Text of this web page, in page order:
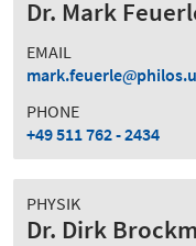
Dr. Mark
EMAIL
mark.feuerle
PHONE
+49 511 762 - 2434
PHYSIK
Dr. Dirk